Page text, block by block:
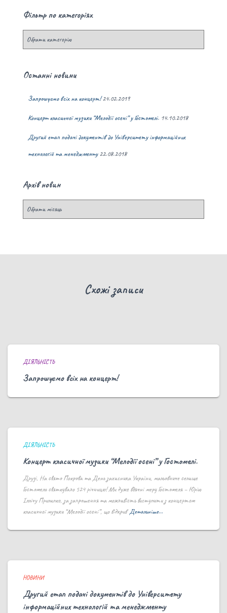
Фільтр по категоріях
Останні новини
Запрошуємо всіх на концерт! 24.02.2019
Концерт класичної музики “Мелодії осені” у Гостомелі. 14.10.2018
Другий етап подачі документів до Університету інформаційних
технологій та менеджменту 22.08.2018
Архів новин
Схожі записи
ДІЯЛЬНІСТЬ
Запрошуємо всіх на концерт!
ДІЯЛЬНІСТЬ
Концерт класичної музики “Мелодії осені” у Гостомелі.
Друзі, На свято Покрова та День захисника України, мальовниче селище
Гостомель святкувало 524 річницю! Ми дуже вдячні меру Гостомеля – Юрію
Іллічу Прилипко, за запрошення та можливість виступити з концертом
класичної музики “Мелодії осені”, що відкрив Детальніше…
НОВИНИ
Другий етап подачі документів до Університету
інформаційних технологій та менеджменту